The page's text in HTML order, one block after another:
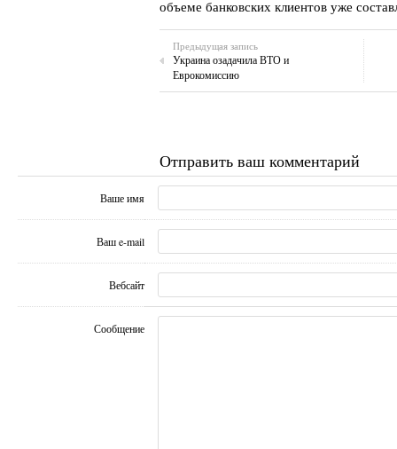
объеме банковских клиентов уже
Предыдущая запись
Украина озадачила ВТО и
Еврокомиссию
Отправить ваш комментарий
Ваше имя
Ваш e-mail
Вебсайт
Сообщение